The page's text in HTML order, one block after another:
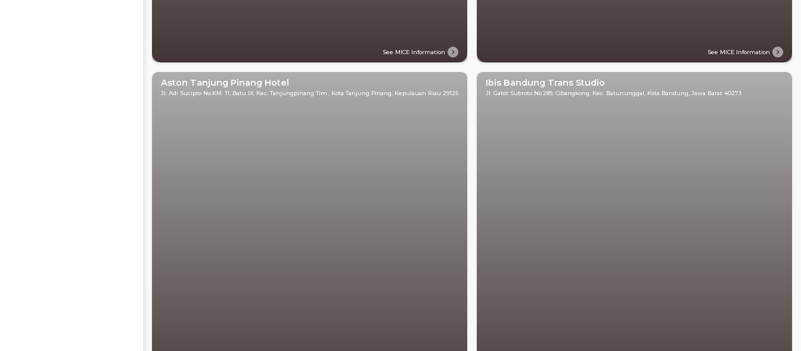
See MICE Information See MICE Information
Aston Tanjung Pinang Hotel
Jl. Adi Sucipto No.KM. 11, Batu IX, Kec. Tanjungpinang Tim., Kota Tanjung Pinang, Kepulauan Riau 29125
Ibis Bandung Trans Studio
Jl. Gatot Subroto No.289, Cibangkong, Kec. Batununggal, Kota Bandung, Jawa Barat 40273